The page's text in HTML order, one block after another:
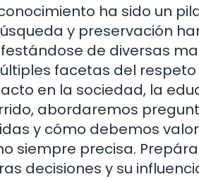
ha sido un
y preservación
de diversas
facetas del
en la sociedad, la
abordaremos
y cómo debemos
siempre precisa.
decisiones y su